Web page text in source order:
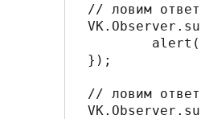
// ловим
});
// ловим